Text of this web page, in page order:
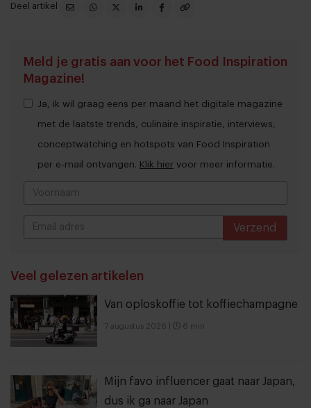
Deel artikel
Meld je gratis aan voor het Food Inspiration
Magazine!
Ja, ik wil graag eens per maand het digitale magazine
met de laatste trends, culinaire inspiratie, interviews,
conceptwatching en hotspots van Food Inspiration
per e-mail ontvangen. Klik hier voor meer informatie.
Verzend
Veel gelezen artikelen
Van oploskoffie tot koffiechampagne
7 augustus 2026 6 min
Mijn favo influencer gaat naar Japan,
dus ik ga naar Japan